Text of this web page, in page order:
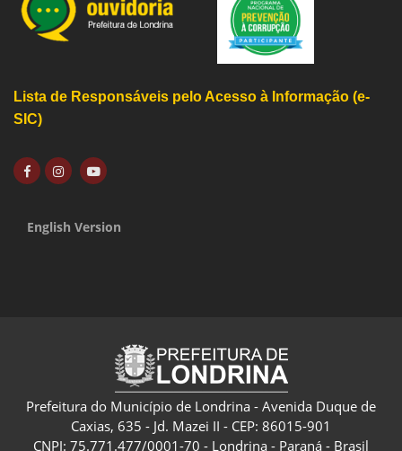
Lista de Responsáveis pelo Acesso à Informação (e-
SIC)
English Version
Prefeitura do Município de Londrina - Avenida Duque de
Caxias, 635 - Jd. Mazei II - CEP: 86015-901
CNPJ: 75.771.477/0001-70 - Londrina - Paraná - Brasil